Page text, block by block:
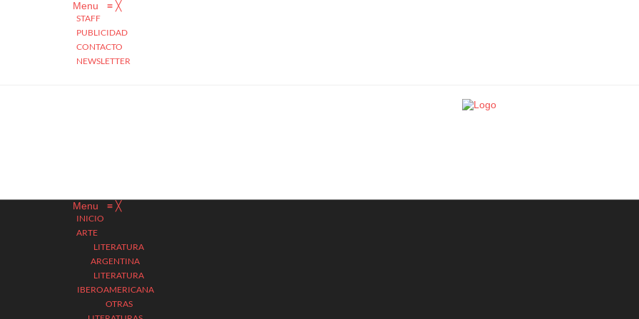
Menu ≡ ╳
STAFF
PUBLICIDAD
CONTACTO
NEWSLETTER
Menu ≡ ╳
INICIO
ARTE
LITERATURA
ARGENTINA
LITERATURA
IBEROAMERICANA
OTRAS